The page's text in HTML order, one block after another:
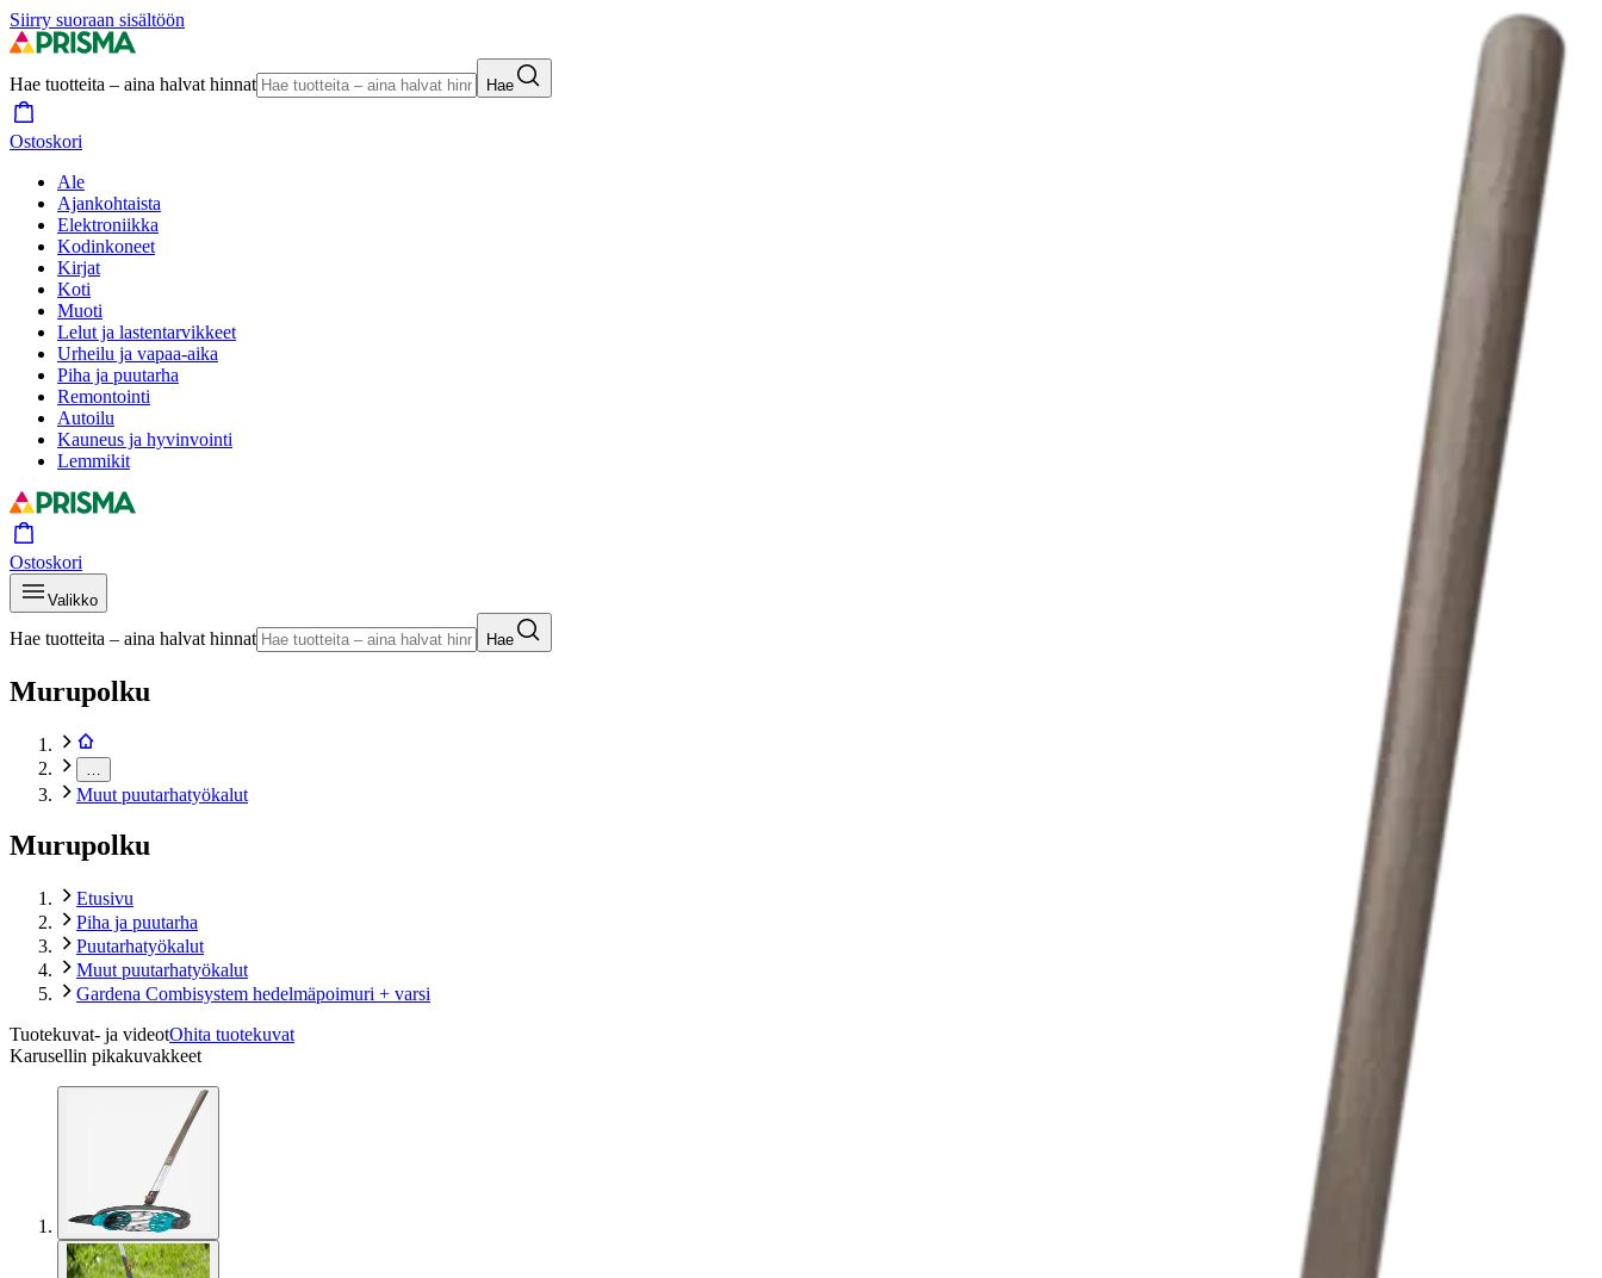
Siirry suoraan sisältöön
Hae tuotteita – aina halvat hinnat Hae
Ostoskori
Ale
Ajankohtaista
Elektroniikka
Kodinkoneet
Kirjat
Koti
Muoti
Lelut ja lastentarvikkeet
Urheilu ja vapaa-aika
Piha ja puutarha
Remontointi
Autoilu
Kauneus ja hyvinvointi
Lemmikit
Ostoskori
Valikko
Hae tuotteita – aina halvat hinnat Hae
Murupolku
Muut puutarhatyökalut
Murupolku
Etusivu
Piha ja puutarha
Puutarhatyökalut
Muut puutarhatyökalut
Gardena Combisystem hedelmäpoimuri + varsi
Tuotekuvat- ja videotOhita tuotekuvat
Karusellin pikakuvakkeet